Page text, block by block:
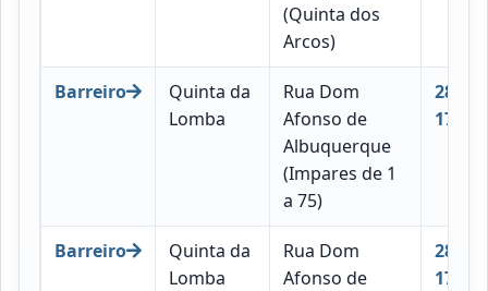
(Quinta dos
Arcos)
Barreiro
Quinta da
Lomba
Rua Dom
Afonso de
Albuquerque
(Impares de 1
a 75)
2830-
177
Barreiro
Quinta da
Lomba
Rua Dom
Afonso de
2830-
175